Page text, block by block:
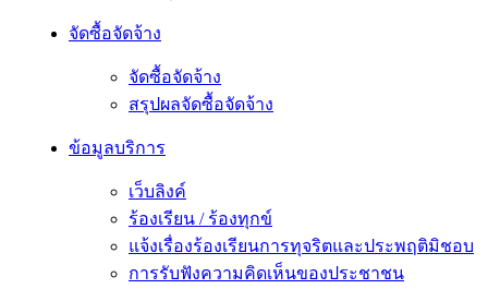
จัดซื้อจัดจ้าง
จัดซื้อจัดจ้าง
สรุปผลจัดซื้อจัดจ้าง
ข้อมูลบริการ
เว็บลิงค์
ร้องเรียน / ร้องทุกข์
แจ้งเรื่องร้องเรียนการทุจริตและประพฤติมิชอบ
การรับฟังความคิดเห็นของประชาชน